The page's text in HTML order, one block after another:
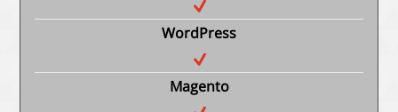
WordPress
Magento